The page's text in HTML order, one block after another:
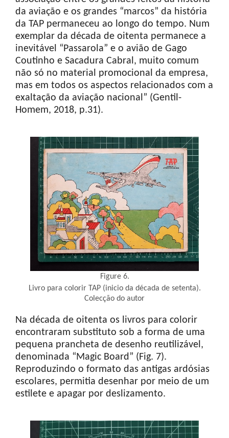
da aviação e os grandes “marcos” da história
da TAP permaneceu ao longo do tempo. Num
exemplar da década de oitenta permanece a
inevitável “Passarola” e o avião de Gago
Coutinho e Sacadura Cabral, muito comum
não só no material promocional da empresa,
mas em todos os aspectos relacionados com a
exaltação da aviação nacional” (Gentil-
Homem, 2018, p.31).
Figure 6.
Livro para colorir TAP (inicio da década de setenta).
Colecção do autor
Na década de oitenta os livros para colorir
encontraram substituto sob a forma de uma
pequena prancheta de desenho reutilizável,
denominada “Magic Board” (Fig. 7).
Reproduzindo o formato das antigas ardósias
escolares, permitia desenhar por meio de um
estilete e apagar por deslizamento.